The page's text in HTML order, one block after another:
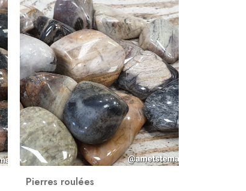
Pierres roulées